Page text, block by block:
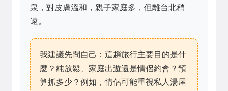
泉，對皮膚溫和，親子家庭多，但離台北稍
遠。
我建議先問自己：這趟旅行主要目的是什
麼？純放鬆、家庭出遊還是情侶約會？預
算抓多少？例如，情侶可能重視私人湯屋